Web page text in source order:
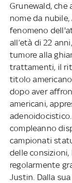
Grunewald, che
nome da
fenomeno
all’età di 22
tumore alla
trattamenti, il
titolo
dopo aver
americani,
compleanno
campionati
delle
regolarmente
Justin. Dalla